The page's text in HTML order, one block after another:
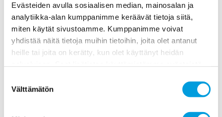
Evästeiden avulla sosiaalisen median, mainosalan ja
analytiikka-alan kumppanimme keräävät tietoja siitä,
miten käytät sivustoamme. Kumppanimme voivat
yhdistää näitä tietoja muihin tietoihin, joita olet antanut
heille tai joita on kerätty, kun olet käyttänyt heidän
valinta
Välttämätön
Kansantalouden tilinpidossa pitäisi
soveltaa kattavan varallisuuden
(inclusive wealth) käsitettä luonnon
tilan huomioimiseksi taloudellisen
kehityksen mittaamisessa.